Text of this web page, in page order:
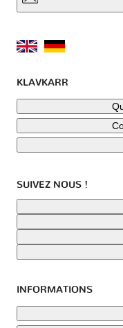
KLAVKARR
SUIVEZ NOUS !
INFORMATIONS